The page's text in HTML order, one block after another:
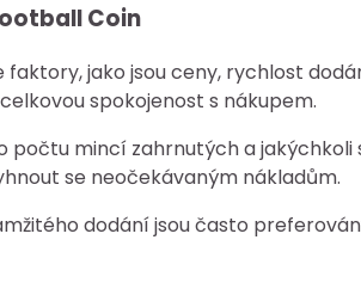
Coin
jako jsou ceny, rychlost
spokojenost s nákupem.
mincí zahrnutých a jakýchkoli
se neočekávaným nákladům.
dodání jsou často